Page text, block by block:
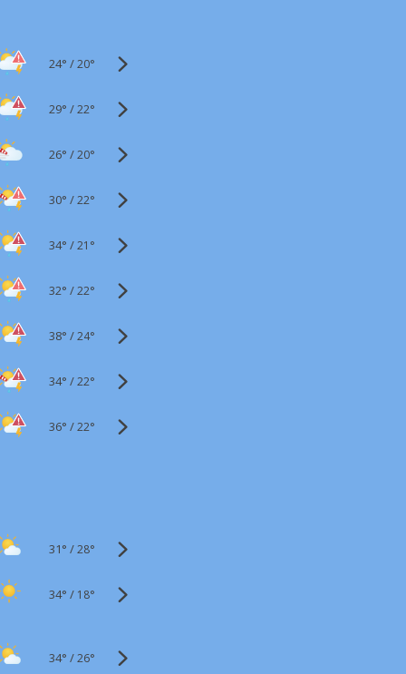
24° /20°
29° /22°
26° /20°
30° /22°
34° /21°
32° /22°
38° /24°
34° /22°
36° /22°
31° /28°
34° / 18°
34° /26°